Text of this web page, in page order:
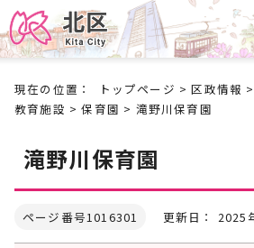
現在の位置： トップページ >区政情報 >
教育施設 >保育園 > 滝野川保育園
滝野川保育園
ページ番号1016301 更新日： 2025